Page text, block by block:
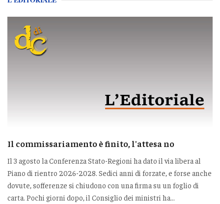
Il commissariamento è finito, l'attesa no
Il 3 agosto la Conferenza Stato-Regioni ha dato il via libera al
Piano di rientro 2026-2028. Sedici anni di forzate, e forse anche
dovute, sofferenze si chiudono con una firma su un foglio di
carta. Pochi giorni dopo, il Consiglio dei ministri ha...